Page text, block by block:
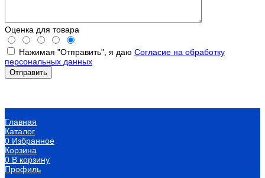
Оценка для товара
Нажимая "Отправить", я даю Согласие на обработку
персональных данных
Главная
Каталог
0 Избранное
Корзина
0 В корзину
Профиль